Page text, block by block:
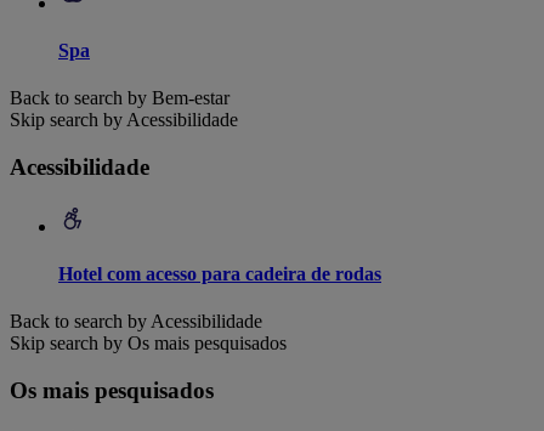
Spa
Back to search by Bem-estar
Skip search by Acessibilidade
Acessibilidade
Hotel com acesso para cadeira de rodas
Back to search by Acessibilidade
Skip search by Os mais pesquisados
Os mais pesquisados